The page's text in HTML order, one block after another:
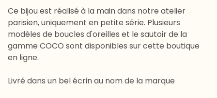
Ce bijou est réalisé à la main dans notre atelier
parisien, uniquement en petite série. Plusieurs
modèles de boucles d'oreilles et le sautoir de la
gamme COCO sont disponibles sur cette boutique
en ligne.
Livré dans un bel écrin au nom de la marque